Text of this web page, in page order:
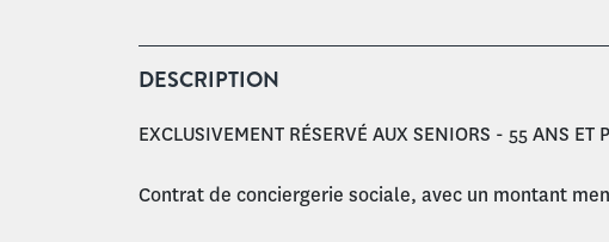
DESCRIPTION
EXCLUSIVEMENT RÉSERVÉ AUX SENIORS - 55 ANS ET
Contrat de conciergerie sociale, avec un montant